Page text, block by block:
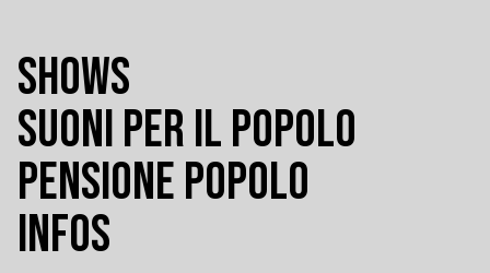
SHOWS
SUONI PER IL POPOLO
PENSIONE POPOLO
INFOS